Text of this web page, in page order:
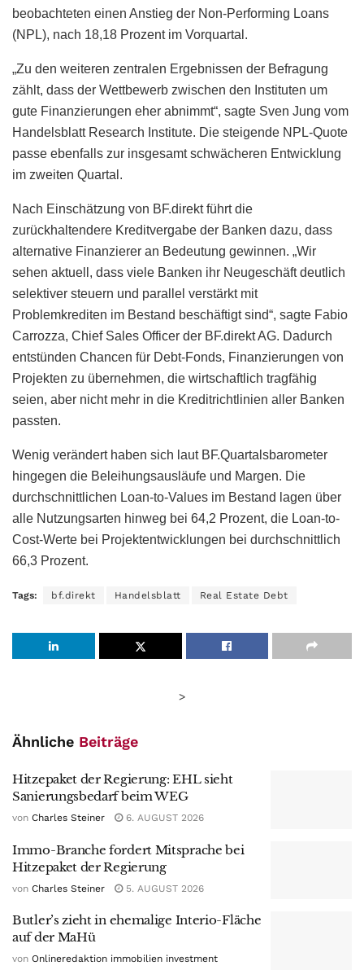
beobachteten einen Anstieg der Non-Performing Loans
(NPL), nach 18,18 Prozent im Vorquartal.
„Zu den weiteren zentralen Ergebnissen der Befragung
zählt, dass der Wettbewerb zwischen den Instituten um
gute Finanzierungen eher abnimmt“, sagte Sven Jung vom
Handelsblatt Research Institute. Die steigende NPL-Quote
passe ebenfalls zur insgesamt schwächeren Entwicklung
im zweiten Quartal.
Nach Einschätzung von BF.direkt führt die
zurückhaltendere Kreditvergabe der Banken dazu, dass
alternative Finanzierer an Bedeutung gewinnen. „Wir
sehen aktuell, dass viele Banken ihr Neugeschäft deutlich
selektiver steuern und parallel verstärkt mit
Problemkrediten im Bestand beschäftigt sind“, sagte Fabio
Carrozza, Chief Sales Officer der BF.direkt AG. Dadurch
entstünden Chancen für Debt-Fonds, Finanzierungen von
Projekten zu übernehmen, die wirtschaftlich tragfähig
seien, aber nicht mehr in die Kreditrichtlinien aller Banken
passten.
Wenig verändert haben sich laut BF.Quartalsbarometer
hingegen die Beleihungsausläufe und Margen. Die
durchschnittlichen Loan-to-Values im Bestand lagen über
alle Nutzungsarten hinweg bei 64,2 Prozent, die Loan-to-
Cost-Werte bei Projektentwicklungen bei durchschnittlich
66,3 Prozent.
Tags: bf.direkt Handelsblatt Real Estate Debt
>
Ähnliche Beiträge
Hitzepaket der Regierung: EHL sieht
Sanierungsbedarf beim WEG
von Charles Steiner 6. AUGUST 2026
Immo-Branche fordert Mitsprache bei
Hitzepaket der Regierung
von Charles Steiner 5. AUGUST 2026
Butler’s zieht in ehemalige Interio-Fläche
auf der MaHü
von Onlineredaktion immobilien investment